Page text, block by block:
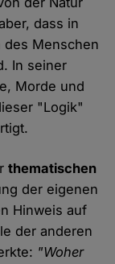
dass in
des Menschen
In seiner
Morde und
"Logik"
thematischen
der eigenen
Hinweis auf
der anderen
"Woher